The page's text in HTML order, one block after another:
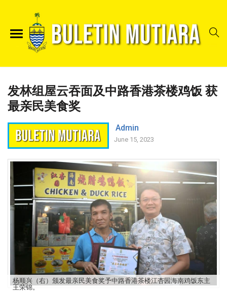
发林组屋云吞面及中路香港茶楼鸡饭 获
最亲民美食奖
Admin
June 15, 2023
杨顺兴（右）颁发最亲民美食奖予中路香港茶楼江杏园海南鸡饭东主
王荣锦。